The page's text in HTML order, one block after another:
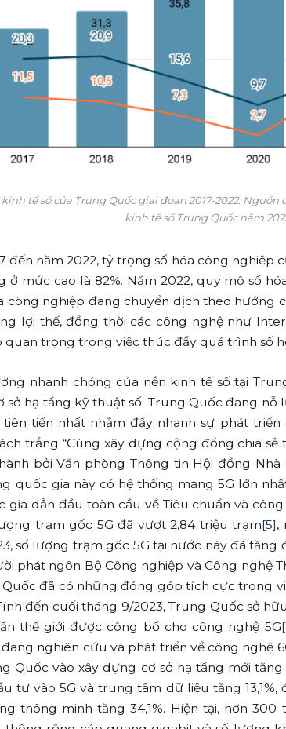
tế số của Trung Quốc giai đoạn 2017-2022.
kinh tế số Trung Quốc năm
đến năm 2022, tỷ trọng số hóa công nghiệp
ở mức cao là 82%. Năm 2022, quy mô số
công nghiệp đang chuyển dịch theo hướng
lợi thế, đồng thời các công nghệ như
quan trọng trong việc thúc đẩy quá trình số
nhanh chóng của nền kinh tế số tại
sở hạ tầng kỹ thuật số. Trung Quốc đang nỗ
tiến nhất nhằm đẩy nhanh sự phát
trắng “Cùng xây dựng cộng đồng chia
bởi Văn phòng Thông tin Hội đồng Nhà
quốc gia này có hệ thống mạng 5G lớn
gia dẫn đầu toàn cầu về Tiêu chuẩn và công
trạm gốc 5G đã vượt 2,84 triệu trạm[5],
số lượng trạm gốc 5G tại nước này đã tăng
phát ngôn Bộ Công nghiệp và Công nghệ
đã có những đóng góp tích cực trong
đến cuối tháng 9/2023, Trung Quốc sở
thế giới được công bố cho công nghệ 5G
nghiên cứu và phát triển về công nghệ
Quốc vào xây dựng cơ sở hạ tầng mới tăng
tư vào 5G và trung tâm dữ liệu tăng
thông minh tăng 34,1%. Hiện tại, hơn